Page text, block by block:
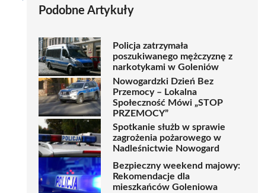
Podobne Artykuły
Policja zatrzymała
poszukiwanego mężczyznę z
narkotykami w Goleniów
Nowogardzki Dzień Bez
Przemocy – Lokalna
Społeczność Mówi „STOP
PRZEMOCY”
Spotkanie służb w sprawie
zagrożenia pożarowego w
Nadleśnictwie Nowogard
Bezpieczny weekend majowy:
Rekomendacje dla
mieszkańców Goleniowa